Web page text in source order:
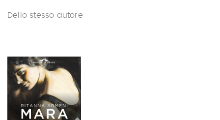
Dello stesso autore